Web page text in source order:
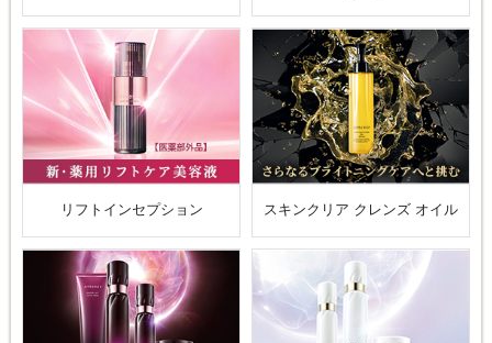
リフトインセプション スキンクリア クレンズ オイル